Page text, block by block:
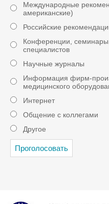
Международные
американские)
Российские
Конференции,
специалистов
Научные журналы
Информация фирм-
медицинского
Интернет
Общение с коллегами
Другое